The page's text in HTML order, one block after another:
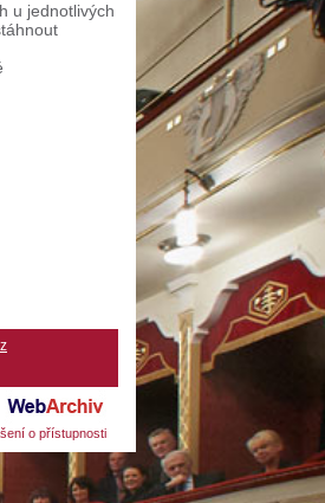
u jednotlivých
o přístupnosti